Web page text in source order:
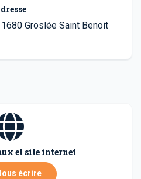
Groslée Saint Benoit
et site internet
écrire